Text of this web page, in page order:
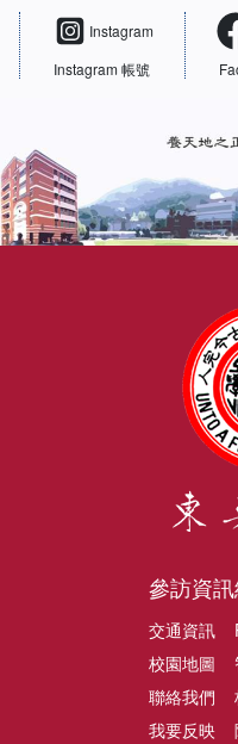
Instagram
Instagram 帳號
參訪資訊
交通資訊
校園地圖
聯絡我們
我要反映